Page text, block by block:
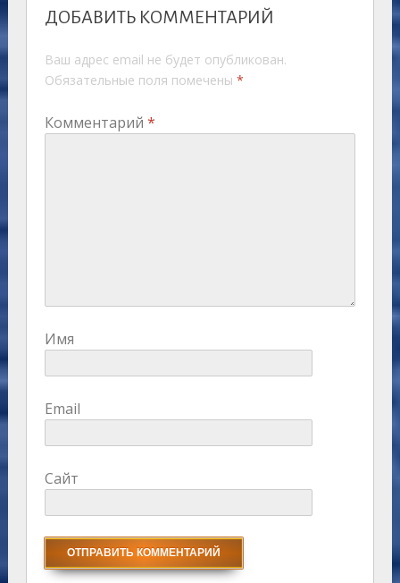
ДОБАВИТЬ КОММЕНТАРИЙ
Ваш адрес email не будет опубликован.
Обязательные поля помечены *
Комментарий *
Имя
Email
Сайт